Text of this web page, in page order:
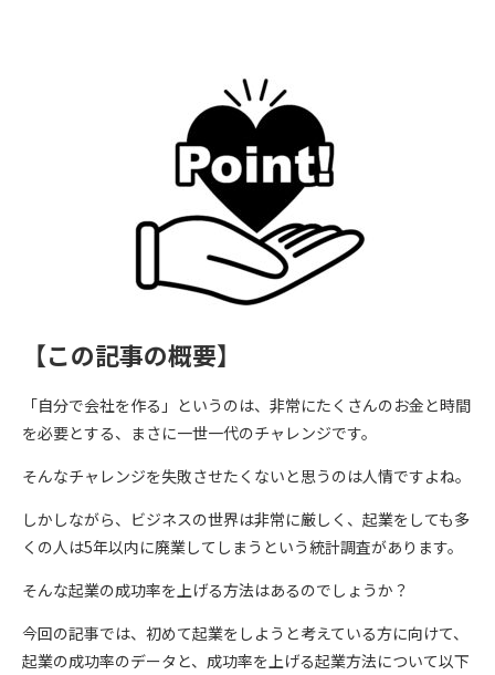
【この記事の概要】
「自分で会社を作る」というのは、非常にたくさんのお金と時間
を必要とする、まさに一世一代のチャレンジです。
そんなチャレンジを失敗させたくないと思うのは人情ですよね。
しかしながら、ビジネスの世界は非常に厳しく、起業をしても多
くの人は5年以内に廃業してしまうという統計調査があります。
そんな起業の成功率を上げる方法はあるのでしょうか？
今回の記事では、初めて起業をしようと考えている方に向けて、
起業の成功率のデータと、成功率を上げる起業方法について以下